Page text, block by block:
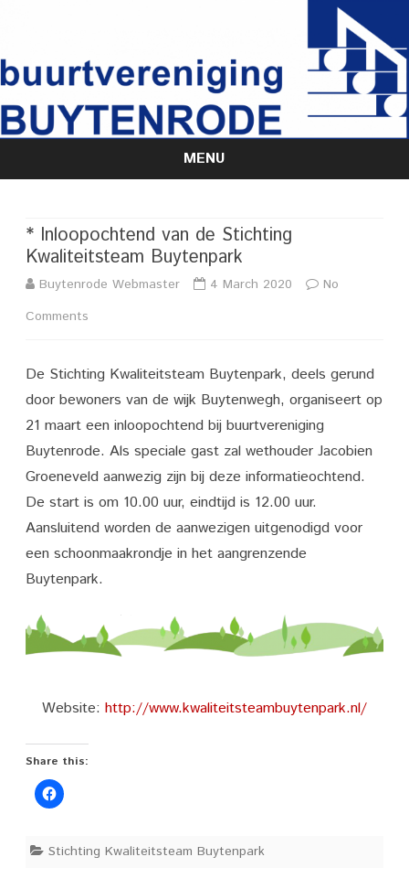
MENU
Skip
* Inloopochtend van de Stichting
Kwaliteitsteam Buytenpark
Buytenrode Webmaster 4 March 2020
No
Comments
Inloopochtend
de
Stichting
Kwaliteitsteam
De Stichting Kwaliteitsteam Buytenpark, deels gerund
door bewoners van de wijk Buytenwegh, organiseert op
21 maart een inloopochtend bij buurtvereniging
Buytenrode. Als speciale gast zal wethouder Jacobien
Groeneveld aanwezig zijn bij deze informatieochtend.
De start is om 10.00 uur, eindtijd is 12.00 uur.
Aansluitend worden de aanwezigen uitgenodigd voor
een schoonmaakrondje in het aangrenzende
Buytenpark.
Website: http://www.kwaliteitsteambuytenpark.nl/
Share this:
Stichting Kwaliteitsteam Buytenpark